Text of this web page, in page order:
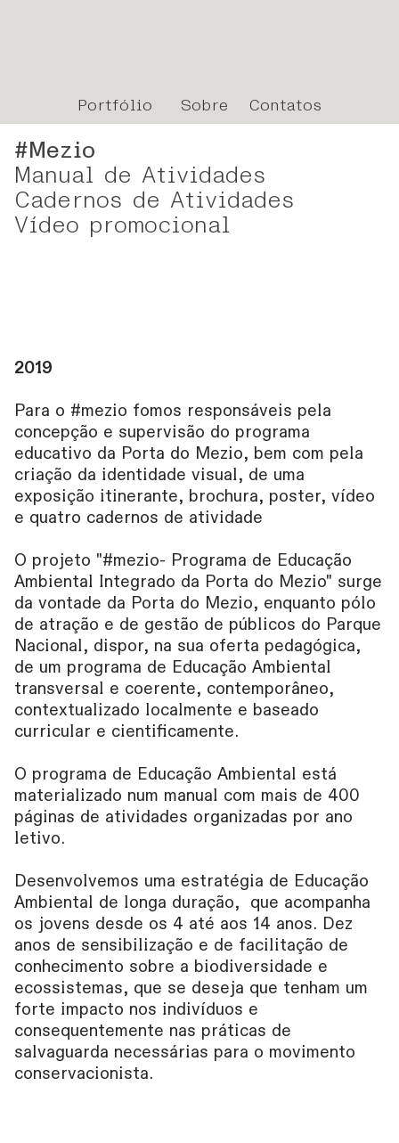
Portfólio Sobre Contatos
#Mezio
Manual de Atividades
Cadernos de Atividades
Vídeo promocional
2019
Para o #mezio fomos responsáveis pela
concepção e supervisão do programa
educativo da Porta do Mezio, bem com pela
criação da identidade visual, de uma
exposição itinerante, brochura, poster, vídeo
e quatro cadernos de atividade
O projeto "#mezio- Programa de Educação
Ambiental Integrado da Porta do Mezio" surge
da vontade da Porta do Mezio, enquanto pólo
de atração e de gestão de públicos do Parque
Nacional, dispor, na sua oferta pedagógica,
de um programa de Educação Ambiental
transversal e coerente, contemporâneo,
contextualizado localmente e baseado
curricular e cientificamente.
O programa de Educação Ambiental está
materializado num manual com mais de 400
páginas de atividades organizadas por ano
letivo.
Desenvolvemos uma estratégia de Educação
Ambiental de longa duração, que acompanha
os jovens desde os 4 até aos 14 anos. Dez
anos de sensibilização e de facilitação de
conhecimento sobre a biodiversidade e
ecossistemas, que se deseja que tenham um
forte impacto nos indivíduos e
consequentemente nas práticas de
salvaguarda necessárias para o movimento
conservacionista.